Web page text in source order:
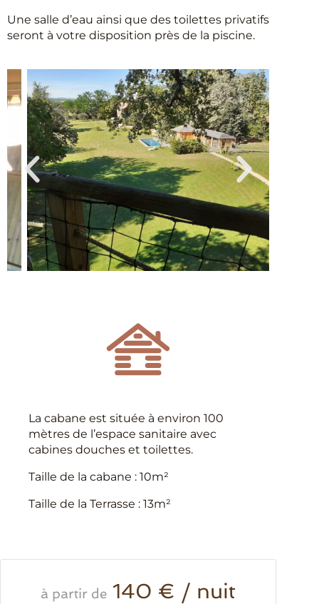
Une salle d’eau ainsi que des toilettes privatifs
seront à votre disposition près de la piscine.
La cabane est située à environ 100
mètres de l’espace sanitaire avec
cabines douches et toilettes.
Taille de la cabane : 10m²
Taille de la Terrasse : 13m²
à partir de 140 € / nuit